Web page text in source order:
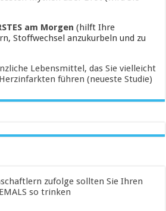
am Morgen (hilft Ihre
Stoffwechsel anzukurbeln und zu
Lebensmittel, das Sie vielleicht
führen (neueste Studie)
zufolge sollten Sie Ihren
so trinken